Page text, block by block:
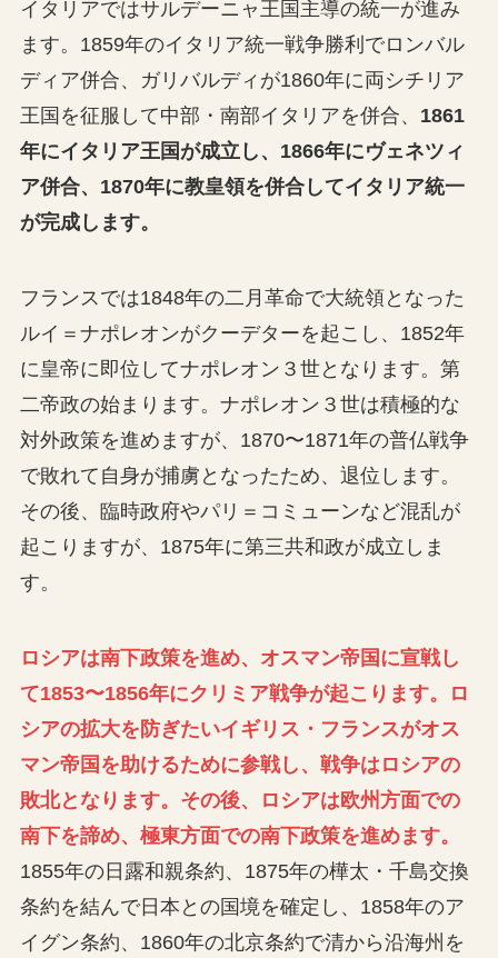
イタリアではサルデーニャ王国主導の統一が進み
ます。1859年のイタリア統一戦争勝利でロンバル
ディア併合、ガリバルディが1860年に両シチリア
王国を征服して中部・南部イタリアを併合、 1861
年にイタリア王国が成立し、1866年にヴェネツィ
ア併合、1870年に教皇領を併合してイタリア統一
が完成します。
フランスでは1848年の二月革命で大統領となった
ルイ＝ナポレオンがクーデターを起こし、1852年
に皇帝に即位してナポレオン３世となります。第
二帝政の始まります。ナポレオン３世は積極的な
対外政策を進めますが、1870〜1871年の普仏戦争
で敗れて自身が捕虜となったため、退位します。
その後、臨時政府やパリ＝コミューンなど混乱が
起こりますが、1875年に第三共和政が成立しま
す。
ロシアは南下政策を進め、オスマン帝国に宣戦し
て1853〜1856年にクリミア戦争が起こります。ロ
シアの拡大を防ぎたいイギリス・フランスがオス
マン帝国を助けるために参戦し、戦争はロシアの
敗北となります。その後、ロシアは欧州方面での
南下を諦め、極東方面での南下政策を進めます。
1855年の日露和親条約、1875年の樺太・千島交換
条約を結んで日本との国境を確定し、1858年のア
イグン条約、1860年の北京条約で清から沿海州を